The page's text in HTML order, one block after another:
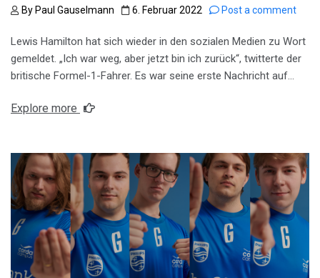
By Paul Gauselmann 6. Februar 2022 Post a comment
Lewis Hamilton hat sich wieder in den sozialen Medien zu Wort
gemeldet. „Ich war weg, aber jetzt bin ich zurück“, twitterte der
britische Formel-1-Fahrer. Es war seine erste Nachricht auf…
Explore more